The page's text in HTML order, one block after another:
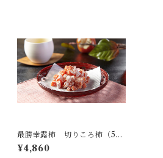
最勝幸露柿 切りころ柿（50
g 6個入）
ぐるなび秘書が選ぶ接待の
¥4,860